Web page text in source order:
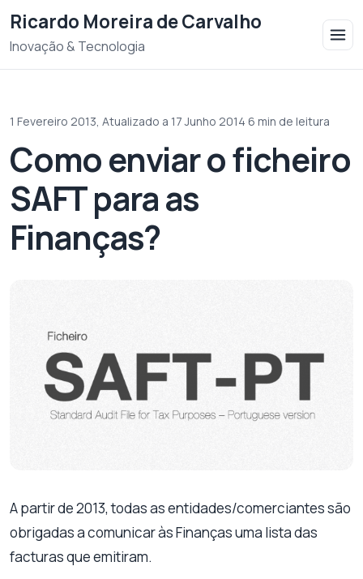
Ricardo Moreira de Carvalho
Inovação & Tecnologia
1 Fevereiro 2013, Atualizado a 17 Junho 2014 6 min de leitura
Como enviar o ficheiro
SAFT para as
Finanças?
A partir de 2013, todas as entidades/comerciantes são
obrigadas a comunicar às Finanças uma lista das
facturas que emitiram.